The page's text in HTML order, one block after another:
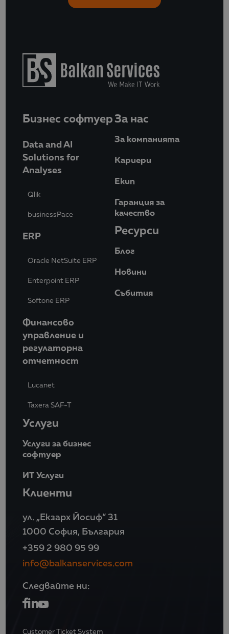
Бизнес софтуер
Data and AI
Solutions for
Analyses
Qlik
businessPace
ERP
Oracle NetSuite ERP
Enterpoint ERP
Softone ERP
Финансово
управление и
регулаторна
отчетност
Lucanet
Taxera SAF-T
Услуги
Услуги за бизнес
софтуер
ИТ Услуги
Клиенти
За нас
За компанията
Кариери
Eкип
Гаранция за
качество
Ресурси
Блог
Новини
Събития
ул. „Екзарх Йосиф“ 31
1000 София, България
+359 2 980 95 99
info@balkanservices.com
Следвайте ни:
Customer Ticket System